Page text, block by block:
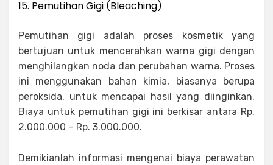
15. Pemutihan Gigi (Bleaching)
Pemutihan gigi adalah proses kosmetik yang
bertujuan untuk mencerahkan warna gigi dengan
menghilangkan noda dan perubahan warna. Proses
ini menggunakan bahan kimia, biasanya berupa
peroksida, untuk mencapai hasil yang diinginkan.
Biaya untuk pemutihan gigi ini berkisar antara Rp.
2.000.000 – Rp. 3.000.000.
Demikianlah informasi mengenai biaya perawatan